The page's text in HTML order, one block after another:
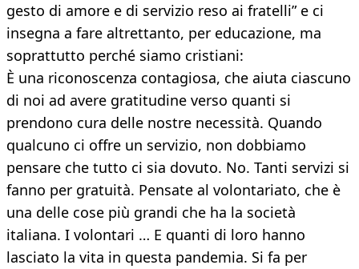
gesto di amore e di servizio reso ai fratelli” e ci
insegna a fare altrettanto, per educazione, ma
soprattutto perché siamo cristiani:
È una riconoscenza contagiosa, che aiuta ciascuno
di noi ad avere gratitudine verso quanti si
prendono cura delle nostre necessità. Quando
qualcuno ci offre un servizio, non dobbiamo
pensare che tutto ci sia dovuto. No. Tanti servizi si
fanno per gratuità. Pensate al volontariato, che è
una delle cose più grandi che ha la società
italiana. I volontari … E quanti di loro hanno
lasciato la vita in questa pandemia. Si fa per